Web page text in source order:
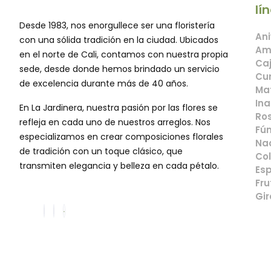
Desde 1983, nos enorgullece ser una floristería
con una sólida tradición en la ciudad. Ubicados
en el norte de Cali, contamos con nuestra propia
sede, desde donde hemos brindado un servicio
de excelencia durante más de 40 años.
En La Jardinera, nuestra pasión por las flores se
refleja en cada uno de nuestros arreglos. Nos
especializamos en crear composiciones florales
de tradición con un toque clásico, que
transmiten elegancia y belleza en cada pétalo.